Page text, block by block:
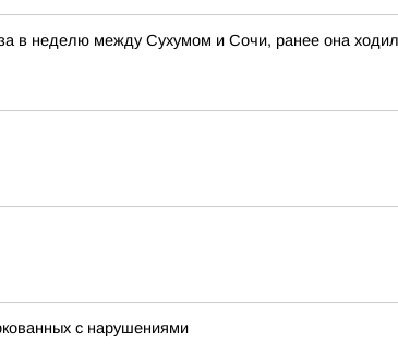
в неделю между Сухумом и Сочи, ранее она
с нарушениями